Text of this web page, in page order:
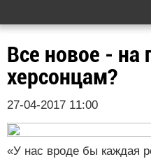
Все новое - на
херсонцам?
27-04-2017 11:00
«У нас вроде бы каждая